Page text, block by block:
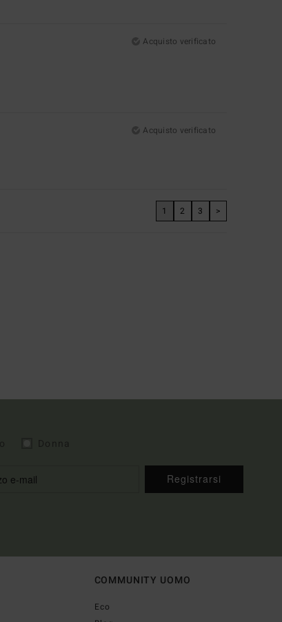
Acquisto verificato
Acquisto verificato
1 2 3 >
Registrarsi
COMMUNITY UOMO
Eco